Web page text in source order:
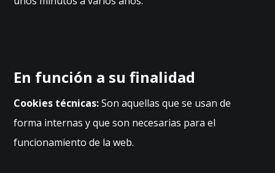
En función a su finalidad
Cookies técnicas:Son aquellas que se usan de
forma internas y que son necesarias para el
funcionamiento de la web.
o
ki
e
n